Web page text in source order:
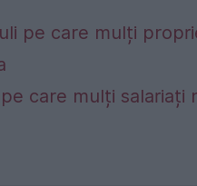
pe care mulți
care mulți